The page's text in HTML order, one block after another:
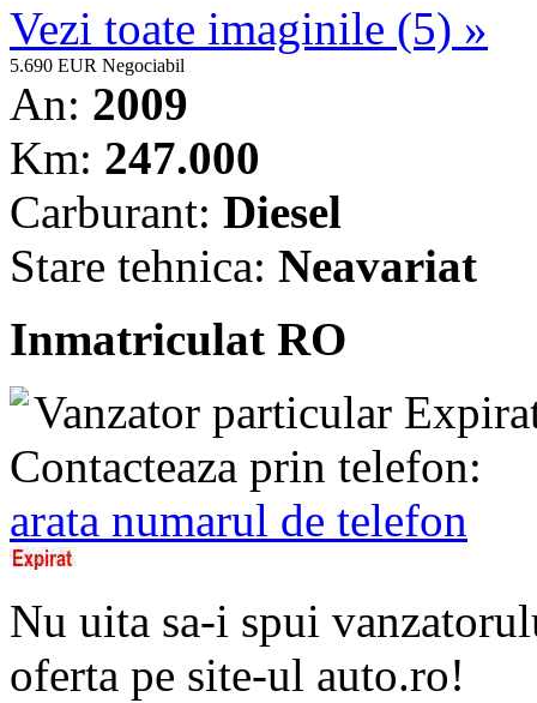
Vezi toate imaginile (5) »
5.690 EUR Negociabil
An: 2009
Km: 247.000
Carburant: Diesel
Stare tehnica: Neavariat
Inmatriculat RO
Vanzator particular
Contacteaza prin telefon:
arata numarul de telefon
Nu uita sa-i spui
oferta pe site-ul auto.ro!